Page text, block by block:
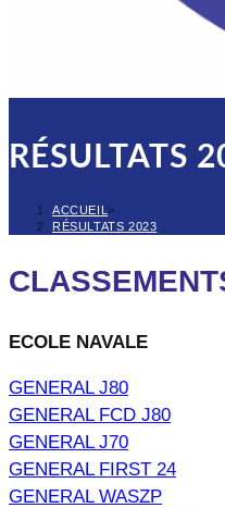
RÉSULTATS
ACCUEIL>
RÉSULTATS 2023
ECOLE NAVALE
GENERAL J80
GENERAL FCD J80
GENERAL J70
GENERAL FIRST 24
GENERAL WASZP